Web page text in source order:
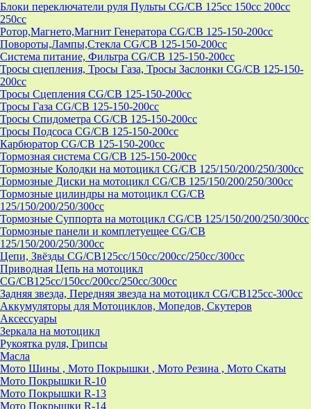
Блоки переключатели руля Пульты CG/CB 125cc 150cc 200cc
250cc
Ротор,Магнето,Магнит Генератора CG/CB 125-150-200cc
Повороты,Лампы,Стекла CG/CB 125-150-200cc
Система питание, Фильтра CG/CB 125-150-200cc
Тросы сцепления, Тросы Газа, Тросы Заслонки CG/CB 125-150-
200cc
Тросы Сцепления CG/CB 125-150-200cc
Тросы Газа CG/CB 125-150-200cc
Тросы Спидометра CG/CB 125-150-200cc
Тросы Подсоса CG/CB 125-150-200cc
Карбюратор CG/CB 125-150-200cc
Тормозная система CG/CB 125-150-200cc
Тормозные Колодки на мотоцикл CG/CB 125/150/200/250/300cc
Тормозные Диски на мотоцикл CG/CB 125/150/200/250/300cc
Тормозные цилиндры на мотоцикл CG/CB
125/150/200/250/300cc
Тормозные Суппорта на мотоцикл CG/CB 125/150/200/250/300cc
Тормозные панели и комплетуещее CG/CB
125/150/200/250/300cc
Цепи, Звёзды CG/CB125cc/150cc/200cc/250cc/300cc
Приводная Цепь на мотоцикл
CG/CB125cc/150cc/200cc/250cc/300cc
Задняя звезда, Передняя звезда на мотоцикл CG/CB125cc-300сс
Аккумуляторы для Мотоциклов, Мопедов, Скутеров
Аксессуары
Зеркала на мотоцикл
Рукоятка руля, Грипсы
Масла
Мото Шины , Мото Покрышки , Мото Резина , Мото Скаты
Мото Покрышки R-10
Мото Покрышки R-13
Мото Покрышки R-14